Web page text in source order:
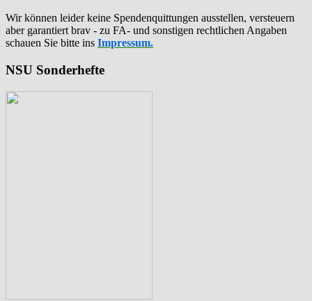
Wir können leider keine Spendenquittungen ausstellen, versteuern
aber garantiert brav - zu FA- und sonstigen rechtlichen Angaben
schauen Sie bitte ins Impressum.
NSU Sonderhefte